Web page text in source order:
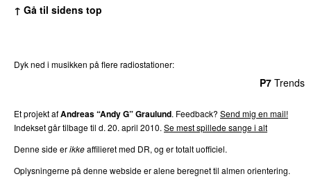
↑ Gå til sidens top
Dyk ned i musikken på flere radiostationer:
P7 Trends
Et projekt afAndreas “Andy G” Graulund. Feedback? Send mig en mail!
Indekset går tilbage til d. 20. april 2010. Se mest spillede sange i alt
Denne side erikkeaffilieret med DR, og er totalt uofficiel.
Oplysningerne på denne webside er alene beregnet til almen orientering.